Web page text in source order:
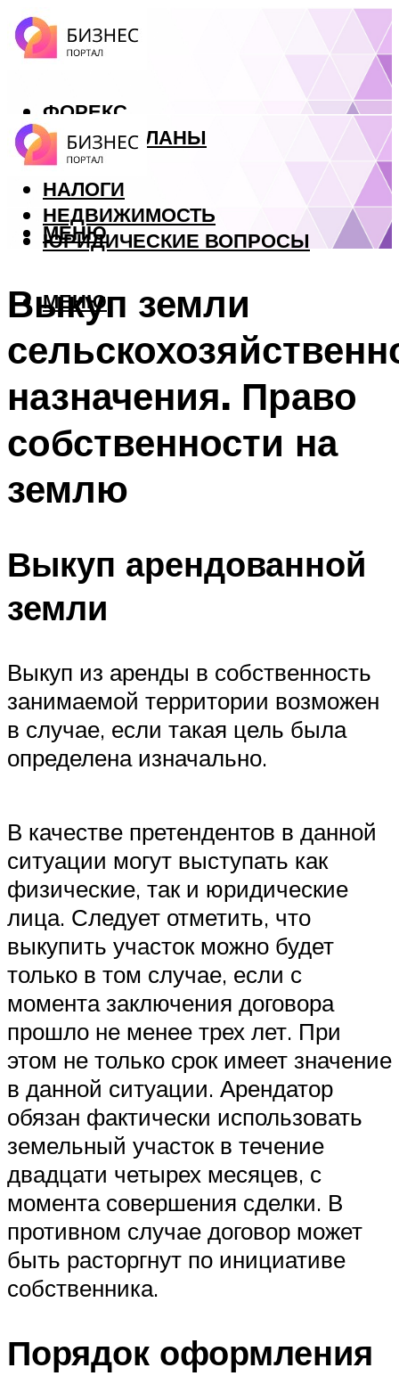
ФОРЕКС
БИЗНЕС ПЛАНЫ
КРЕДИТЫ
НАЛОГИ
НЕДВИЖИМОСТЬ
ЮРИДИЧЕСКИЕ ВОПРОСЫ
МЕНЮ
МЕНЮ
Выкуп земли
назначения. Право
собственности на
землю
Выкуп арендованной
земли
Выкуп из аренды в собственность
занимаемой территории возможен
в случае, если такая цель была
определена изначально.
В качестве претендентов в данной
ситуации могут выступать как
физические, так и юридические
лица. Следует отметить, что
выкупить участок можно будет
только в том случае, если с
момента заключения договора
прошло не менее трех лет. При
этом не только срок имеет значение
в данной ситуации. Арендатор
обязан фактически использовать
земельный участок в течение
двадцати четырех месяцев, с
момента совершения сделки. В
противном случае договор может
быть расторгнут по инициативе
собственника.
Порядок оформления